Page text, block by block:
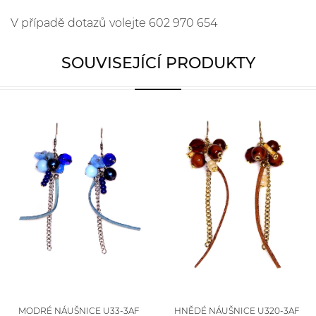
V případě dotazů volejte 602 970 654
SOUVISEJÍCÍ PRODUKTY
MODRÉ NÁUŠNICE U33-3AF HNĚDÉ NÁUŠNICE U320-3AF